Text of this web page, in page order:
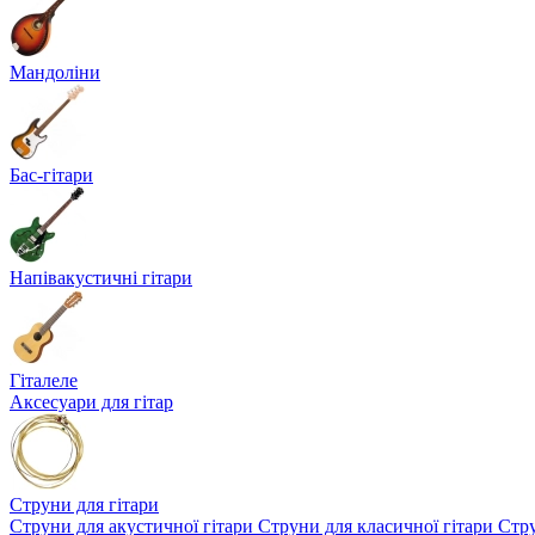
Мандоліни
Бас-гітари
Напівакустичні гітари
Гіталеле
Аксесуари для гітар
Струни для гітари
Струни для акустичної гітари Струни для класичної гітари